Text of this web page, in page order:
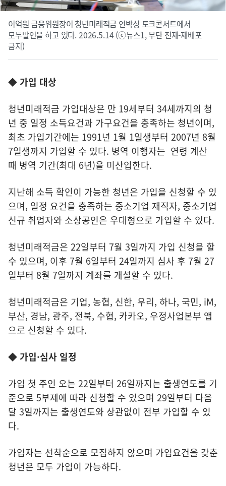
이억원 금융위원장이 청년미래적금 언박싱 토크콘서트에서
모두발언을 하고 있다. 2026.5.14 (ⓒ뉴스1, 무단 전재-재배포
금지)
◆ 가입 대상
청년미래적금 가입대상은 만 19세부터 34세까지의 청
년 중 일정 소득요건과 가구요건을 충족하는 청년이며,
최초 가입기간에는 1991년 1월 1일생부터 2007년 8월
7일생까지 가입할 수 있다. 병역 이행자는 연령 계산
때 병역 기간(최대 6년)을 미산입한다.
지난해 소득 확인이 가능한 청년은 가입을 신청할 수 있
으며, 일정 요건을 충족하는 중소기업 재직자, 중소기업
신규 취업자와 소상공인은 우대형으로 가입할 수 있다.
청년미래적금은 22일부터 7월 3일까지 가입 신청을 할
수 있으며, 이후 7월 6일부터 24일까지 심사 후 7월 27
일부터 8월 7일까지 계좌를 개설할 수 있다.
청년미래적금은 기업, 농협, 신한, 우리, 하나, 국민, iM,
부산, 경남, 광주, 전북, 수협, 카카오, 우정사업본부 앱
으로 신청할 수 있다.
◆ 가입·심사 일정
가입 첫 주인 오는 22일부터 26일까지는 출생연도를 기
준으로 5부제에 따라 신청할 수 있으며 29일부터 다음
달 3일까지는 출생연도와 상관없이 전부 가입할 수 있
다.
가입자는 선착순으로 모집하지 않으며 가입요건을 갖춘
청년은 모두 가입이 가능하다.